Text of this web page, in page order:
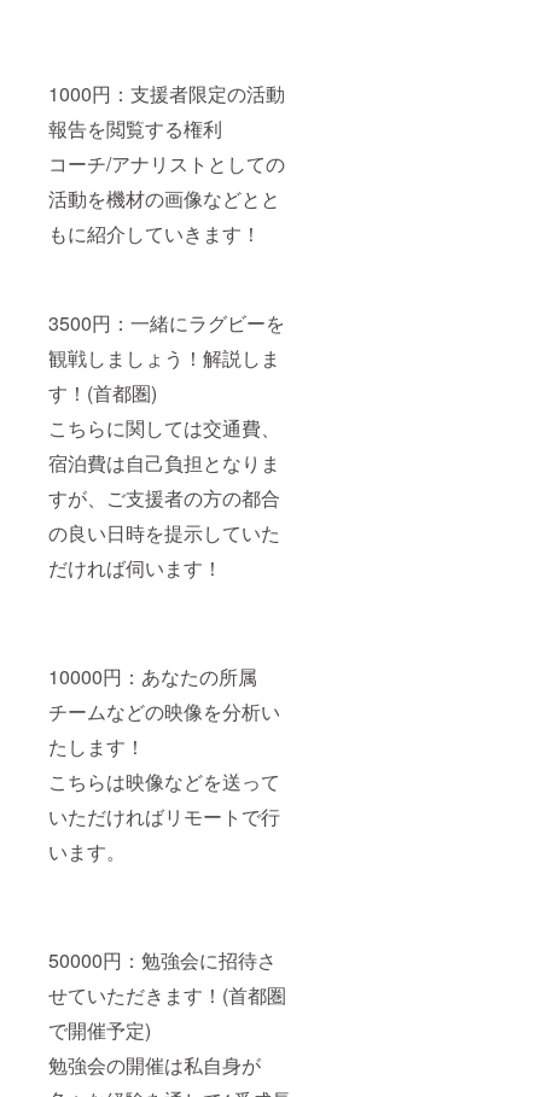
1000円：支援者限定の活動
報告を閲覧する権利
コーチ/アナリストとしての
活動を機材の画像などとと
もに紹介していきます！
3500円：一緒にラグビーを
観戦しましょう！解説しま
す！(首都圏)
こちらに関しては交通費、
宿泊費は自己負担となりま
すが、ご支援者の方の都合
の良い日時を提示していた
だければ伺います！
10000円：あなたの所属
チームなどの映像を分析い
たします！
こちらは映像などを送って
いただければリモートで行
います。
50000円：勉強会に招待さ
せていただきます！(首都圏
で開催予定)
勉強会の開催は私自身が